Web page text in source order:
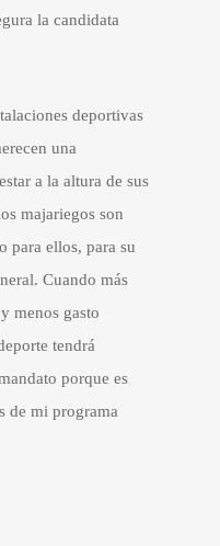
la candidata
deportivas
una
a la altura de sus
majariegos son
para ellos, para su
Cuando más
menos gasto
tendrá
porque es
de mi programa